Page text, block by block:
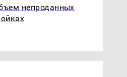
ждать всем нам?
непроданных